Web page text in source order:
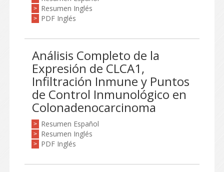
> Resumen Inglés
> PDF Inglés
Análisis Completo de la
Expresión de CLCA1,
Infiltración Inmune y Puntos
de Control Inmunológico en
Colonadenocarcinoma
> Resumen Español
> Resumen Inglés
> PDF Inglés